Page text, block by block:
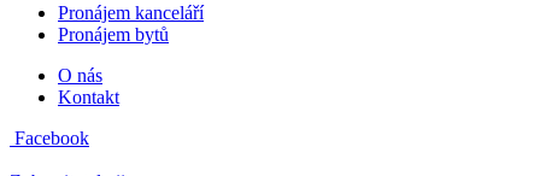
Pronájem kanceláří
Pronájem bytů
O nás
Kontakt
Facebook